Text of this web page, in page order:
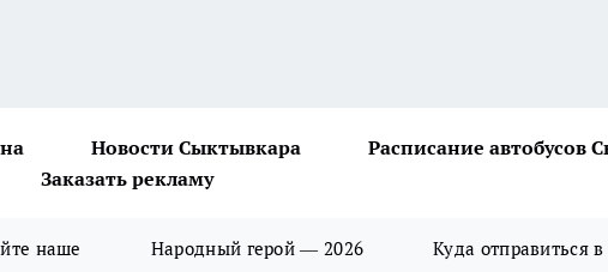
Новости Сыктывкара
Расписание автобусов
Заказать рекламу
наше Народный герой — 2026 Куда отправиться в